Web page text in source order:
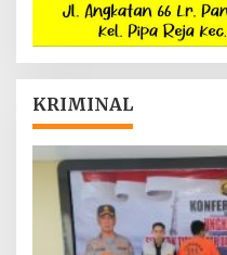
KRIMINAL